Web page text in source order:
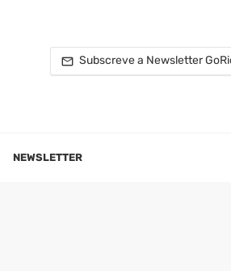
Subscreve a Newsletter
NEWSLETTER